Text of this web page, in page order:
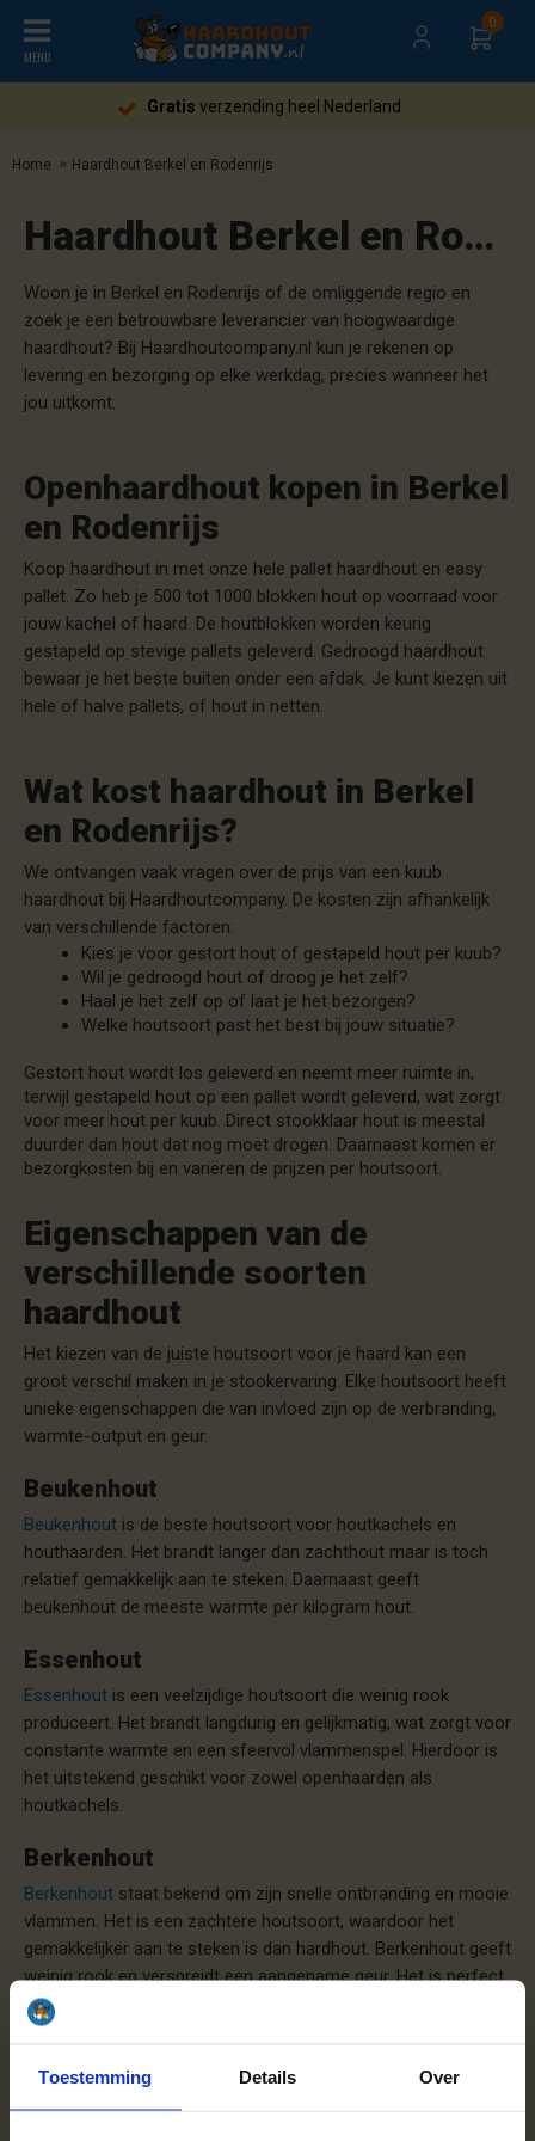
Toestemming Details Over
MENU
0
Gratis verzending heel Nederland
Home Haardhout Berkel en Rodenrijs
Haardhout Berkel en Rodenrijs
Woon je in Berkel en Rodenrijs of de omliggende regio en
zoek je een betrouwbare leverancier van hoogwaardige
haardhout? Bij Haardhoutcompany.nl kun je rekenen op
levering en bezorging op elke werkdag, precies wanneer het
jou uitkomt.
Openhaardhout kopen in Berkel
en Rodenrijs
Koop haardhout in met onze hele pallet haardhout en easy
pallet. Zo heb je 500 tot 1000 blokken hout op voorraad voor
jouw kachel of haard. De houtblokken worden keurig
gestapeld op stevige pallets geleverd. Gedroogd haardhout
bewaar je het beste buiten onder een afdak. Je kunt kiezen uit
hele of halve pallets, of hout in netten.
Wat kost haardhout in Berkel
en Rodenrijs?
We ontvangen vaak vragen over de prijs van een kuub
haardhout bij Haardhoutcompany. De kosten zijn afhankelijk
van verschillende factoren:
Kies je voor gestort hout of gestapeld hout per kuub?
Wil je gedroogd hout of droog je het zelf?
Haal je het zelf op of laat je het bezorgen?
Welke houtsoort past het best bij jouw situatie?
Gestort hout wordt los geleverd en neemt meer ruimte in,
terwijl gestapeld hout op een pallet wordt geleverd, wat zorgt
voor meer hout per kuub. Direct stookklaar hout is meestal
duurder dan hout dat nog moet drogen. Daarnaast komen er
bezorgkosten bij en variëren de prijzen per houtsoort.
Eigenschappen van de
verschillende soorten
haardhout
Het kiezen van de juiste houtsoort voor je haard kan een
groot verschil maken in je stookervaring. Elke houtsoort heeft
unieke eigenschappen die van invloed zijn op de verbranding,
warmte-output en geur.
Beukenhout
Beukenhout is de beste houtsoort voor houtkachels en
houthaarden. Het brandt langer dan zachthout maar is toch
relatief gemakkelijk aan te steken. Daarnaast geeft
beukenhout de meeste warmte per kilogram hout.
Essenhout
Essenhout is een veelzijdige houtsoort die weinig rook
produceert. Het brandt langdurig en gelijkmatig, wat zorgt voor
constante warmte en een sfeervol vlammenspel. Hierdoor is
het uitstekend geschikt voor zowel openhaarden als
houtkachels.
Berkenhout
Berkenhout staat bekend om zijn snelle ontbranding en mooie
vlammen. Het is een zachtere houtsoort, waardoor het
gemakkelijker aan te steken is dan hardhout. Berkenhout geeft
weinig rook en verspreidt een aangename geur. Het is perfect
voor gebruik in openhaarden en houtkachels.
is een van de meest geliefde keuzes voor